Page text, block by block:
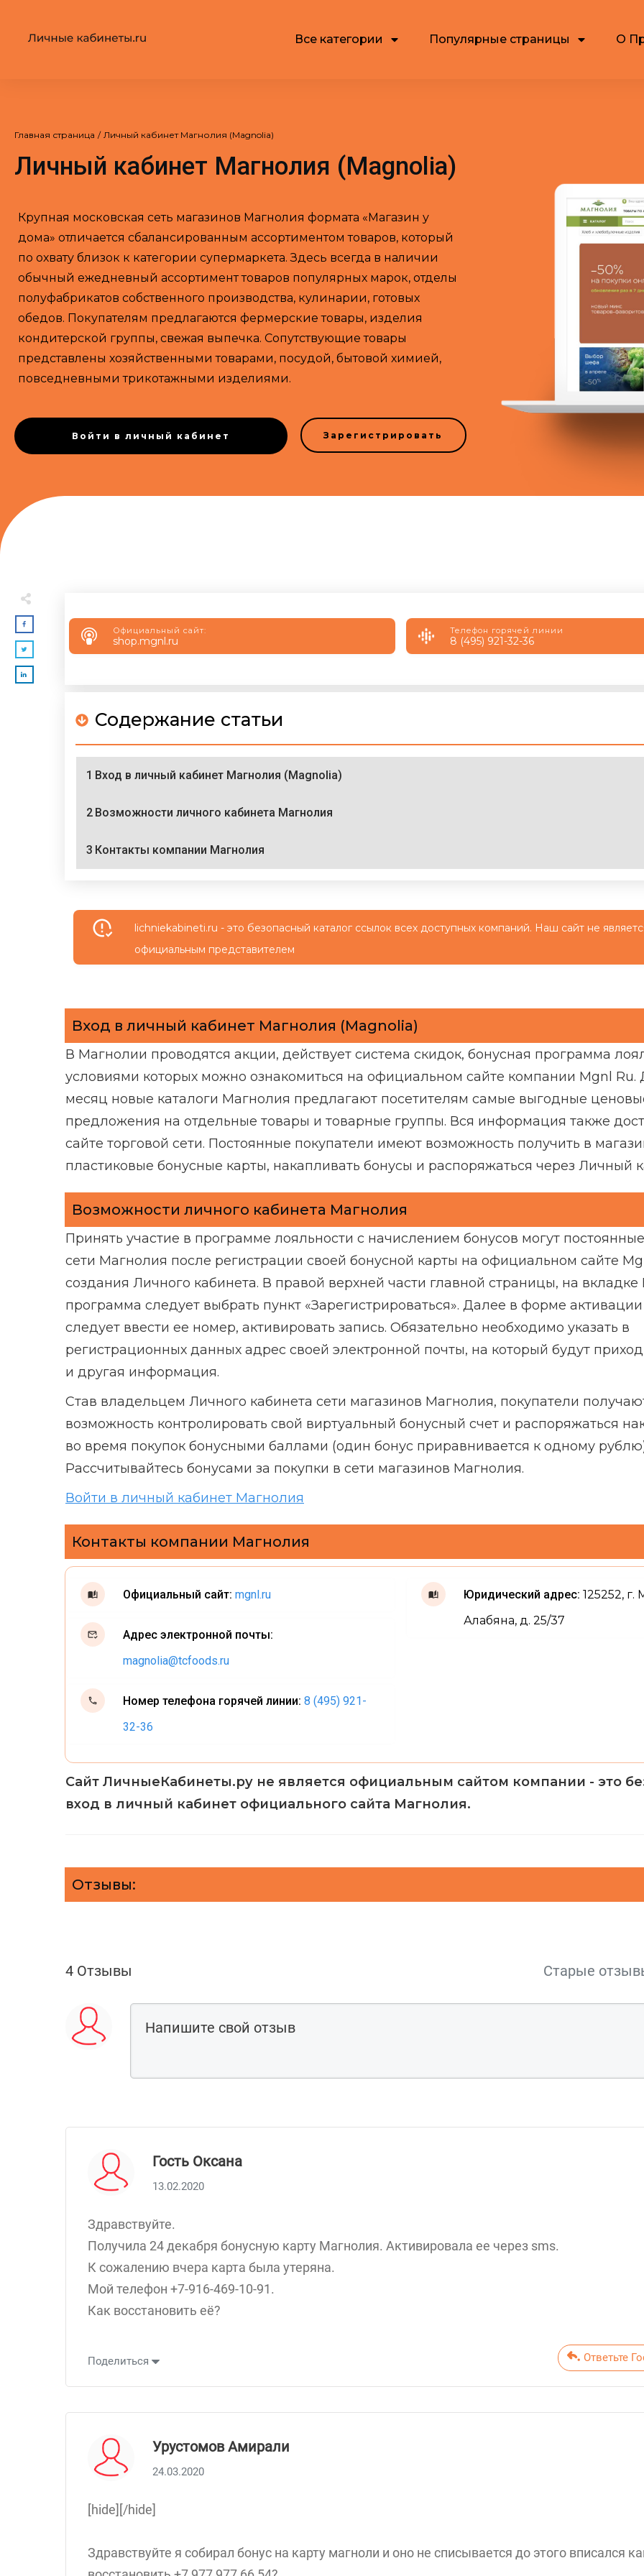
Все категории Популярные страницы О
Главная страница / Личный кабинет Магнолия (Magnolia)
Личный кабинет Магнолия (Magnolia)
Крупная московская сеть магазинов Магнолия формата «Магазин у
дома» отличается сбалансированным ассортиментом товаров, который
по охвату близок к категории супермаркета. Здесь всегда в наличии
обычный ежедневный ассортимент товаров популярных марок, отделы
полуфабрикатов собственного производства, кулинарии, готовых
обедов. Покупателям предлагаются фермерские товары, изделия
кондитерской группы, свежая выпечка. Сопутствующие товары
представлены хозяйственными товарами, посудой, бытовой химией,
повседневными трикотажными изделиями.
Войти в личный кабинет Зарегистрировать
Официальный сайт:
shop.mgnl.ru
Телефон горячей линии
8 (495) 921-32-36
Содержание статьи
1 Вход в личный кабинет Магнолия (Magnolia)
2 Возможности личного кабинета Магнолия
3 Контакты компании Магнолия
lichniekabineti.ru - это безопасный каталог ссылок всех доступных компаний. Наш сайт не
официальным представителем
Вход в личный кабинет Магнолия (Magnolia)
В Магнолии проводятся акции, действует система скидок, бонусная программа
условиями которых можно ознакомиться на официальном сайте компании Mgnl Ru.
месяц новые каталоги Магнолия предлагают посетителям самые выгодные
предложения на отдельные товары и товарные группы. Вся информация также
сайте торговой сети. Постоянные покупатели имеют возможность получить в
пластиковые бонусные карты, накапливать бонусы и распоряжаться через Личный
Возможности личного кабинета Магнолия
Принять участие в программе лояльности с начислением бонусов могут
сети Магнолия после регистрации своей бонусной карты на официальном сайте
создания Личного кабинета. В правой верхней части главной страницы, на вкладке
программа следует выбрать пункт «Зарегистрироваться». Далее в форме
следует ввести ее номер, активировать запись. Обязательно необходимо указать в
регистрационных данных адрес своей электронной почты, на который будут
и другая информация.
Став владельцем Личного кабинета сети магазинов Магнолия, покупатели
возможность контролировать свой виртуальный бонусный счет и распоряжаться
во время покупок бонусными баллами (один бонус приравнивается к одному
Рассчитывайтесь бонусами за покупки в сети магазинов Магнолия.
Войти в личный кабинет Магнолия
Контакты компании Магнолия
Официальный сайт: mgnl.ru
Адрес электронной почты:
magnolia@tcfoods.ru
Номер телефона горячей линии: 8 (495) 921-
32-36
Юридический адрес:125252, г.
Алабяна, д. 25/37
Сайт ЛичныеКабинеты.ру не является официальным сайтом компании - это
вход в личный кабинет официального сайта Магнолия.
Отзывы:
4 Отзывы Старые
Гость Оксана
13.02.2020
Здравствуйте.
Получила 24 декабря бонусную карту Магнолия. Активировала ее через sms.
К сожалению вчера карта была утеряна.
Мой телефон +7-916-469-10-91.
Как восстановить её?
Поделиться
Урустомов Амирали
24.03.2020
[hide][/hide]
Здравствуйте я собирал бонус на карту магноли и оно не списывается до этого вписался